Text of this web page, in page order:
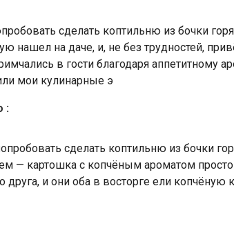
сделать коптильню из бочки
нашел на даче, и, не без трудностей,
в гости благодаря аппетитному
мои кулинарные э
:
сделать коптильню из бочки
— картошка с копчёным ароматом
друга, и они оба в восторге ели